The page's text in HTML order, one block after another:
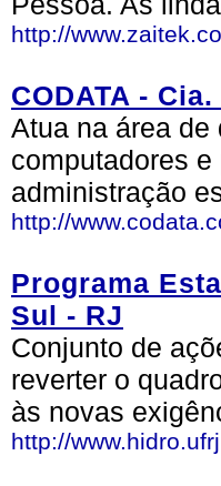
http://
CODATA -
Atua na área
computadores
administração
http://
Programa
Sul - RJ
Conjunto de
reverter o
às novas
http://